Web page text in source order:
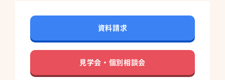
資料請求
見学会・個別相談会